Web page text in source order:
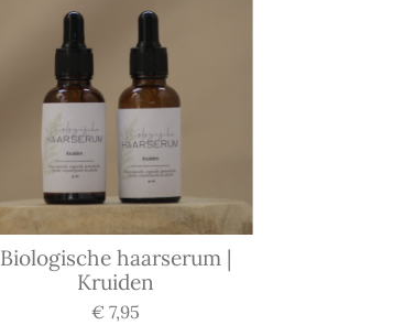
Biologische haarserum |
Kruiden
€ 7,95